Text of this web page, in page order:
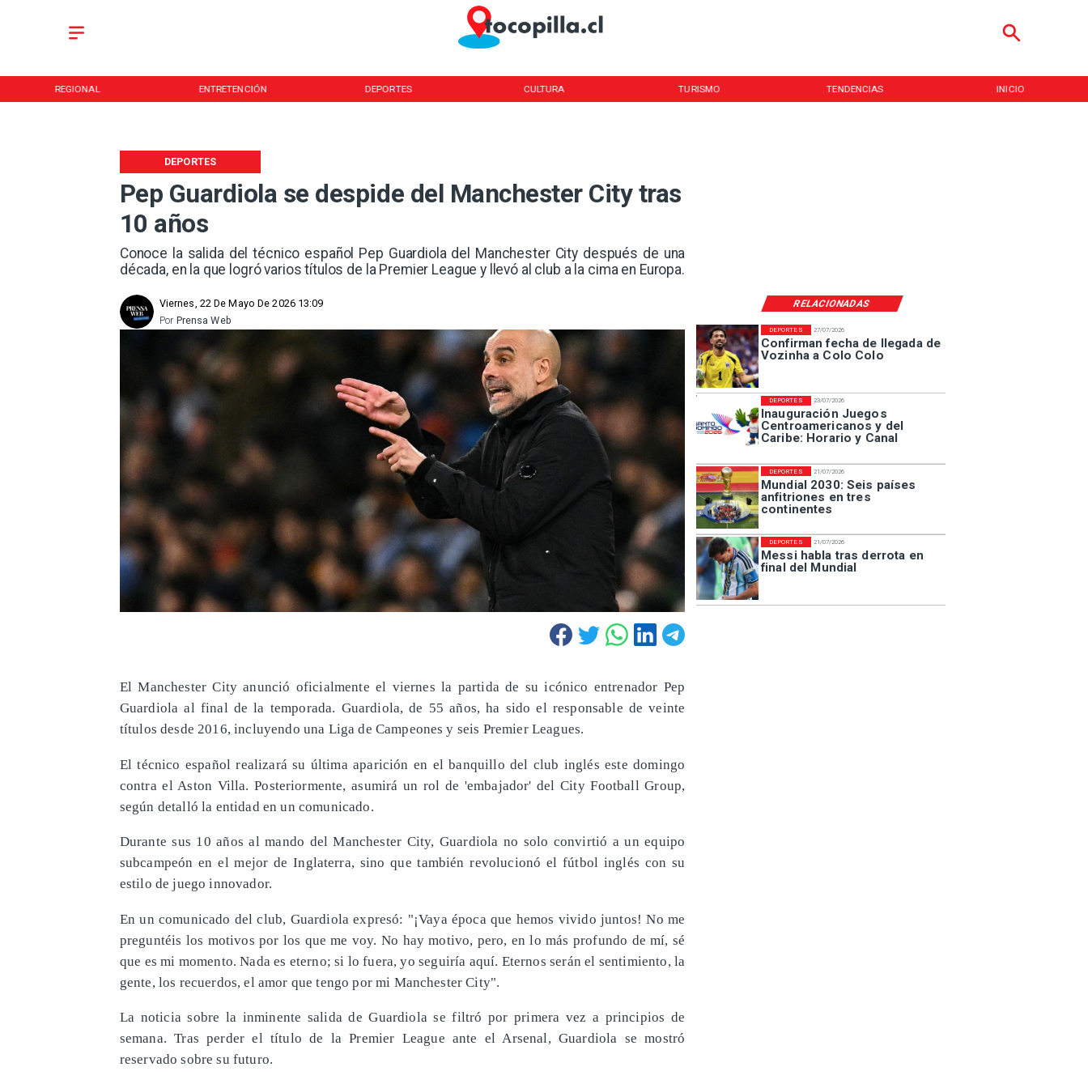
REGIONAL ENTRETENCIÓN DEPORTES CULTURA TURISMO TENDENCIAS INICIO
Pep Guardiola se despide del Manchester City tras
10 años
Conoce la salida del técnico español Pep Guardiola del Manchester City después de una
década, en la que logró varios títulos de la Premier League y llevó al club a la cima en Europa.
DEPORTES
RELACIONADAS
Viernes, 22 De Mayo De 2026 13:09
Prensa Web
Por
27/07/2026
Confirman fecha de llegada de
Vozinha a Colo Colo
DEPORTES
23/07/2026
Inauguración Juegos
Centroamericanos y del
Caribe: Horario y Canal
DEPORTES
21/07/2026
Mundial 2030: Seis países
anfitriones en tres
continentes
DEPORTES
21/07/2026
Messi habla tras derrota en
final del Mundial
DEPORTES
El Manchester City anunció oficialmente el viernes la partida de su icónico entrenador Pep
Guardiola al final de la temporada. Guardiola, de 55 años, ha sido el responsable de veinte
títulos desde 2016, incluyendo una Liga de Campeones y seis Premier Leagues.
El técnico español realizará su última aparición en el banquillo del club inglés este domingo
contra el Aston Villa. Posteriormente, asumirá un rol de 'embajador' del City Football Group,
según detalló la entidad en un comunicado.
Durante sus 10 años al mando del Manchester City, Guardiola no solo convirtió a un equipo
subcampeón en el mejor de Inglaterra, sino que también revolucionó el fútbol inglés con su
estilo de juego innovador.
En un comunicado del club, Guardiola expresó: "¡Vaya época que hemos vivido juntos! No me
preguntéis los motivos por los que me voy. No hay motivo, pero, en lo más profundo de mí, sé
que es mi momento. Nada es eterno; si lo fuera, yo seguiría aquí. Eternos serán el sentimiento, la
gente, los recuerdos, el amor que tengo por mi Manchester City".
La noticia sobre la inminente salida de Guardiola se filtró por primera vez a principios de
semana. Tras perder el título de la Premier League ante el Arsenal, Guardiola se mostró
reservado sobre su futuro.